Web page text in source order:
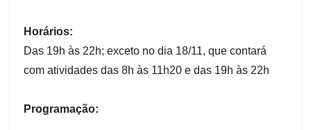
Horários:
Das 19h às 22h; exceto no dia 18/11, que contará
com atividades das 8h às 11h20 e das 19h às 22h
Programação: